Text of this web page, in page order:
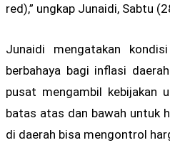
red),” ungkap Junaidi, Sabtu
Junaidi mengatakan
berbahaya bagi inflasi
pusat mengambil kebijakan
batas atas dan bawah untuk
di daerah bisa mengontrol